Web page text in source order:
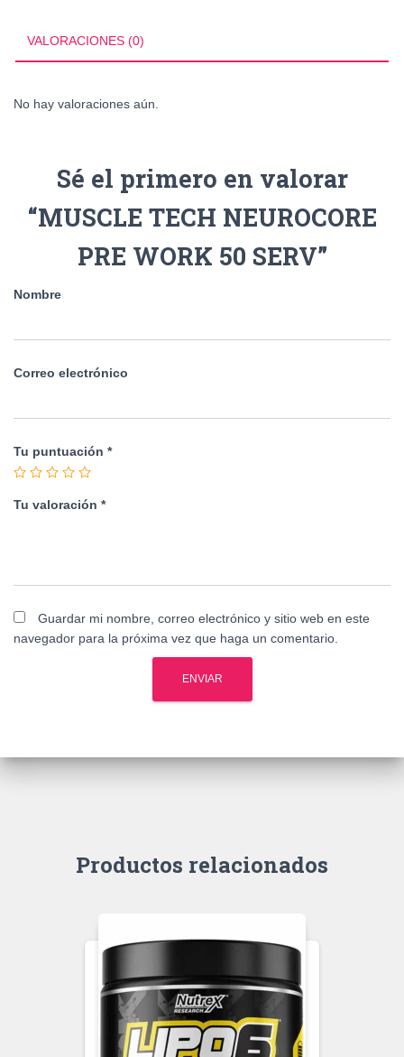
VALORACIONES (0)
No hay valoraciones aún.
Sé el primero en valorar
“MUSCLE TECH NEUROCORE
PRE WORK 50 SERV”
Nombre
Correo electrónico
Tu puntuación *
Tu valoración *
Guardar mi nombre, correo electrónico y sitio web en este
navegador para la próxima vez que haga un comentario.
Productos relacionados